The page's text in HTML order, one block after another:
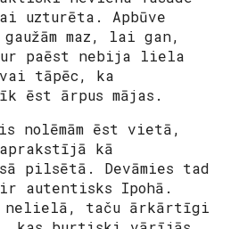
uzturēta. Apbūve
maz, lai gan,
paēst nebija liela
tāpēc, ka
ēst ārpus mājas.
nolēmām ēst vietā,
kā
pilsētā. Devāmies tad
autentisks Ipohā.
nelielā, taču ārkārtīgi